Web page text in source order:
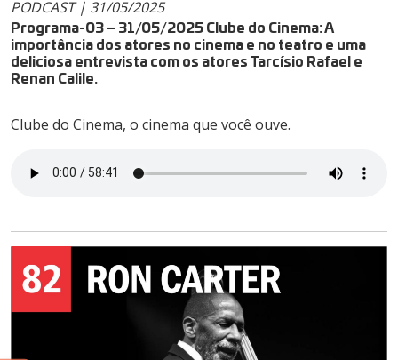
PODCAST | 31/05/2025
Programa-03 – 31/05/2025 Clube do Cinema: A
importância dos atores no cinema e no teatro e uma
deliciosa entrevista com os atores Tarcísio Rafael e
Renan Calile.
Clube do Cinema, o cinema que você ouve.